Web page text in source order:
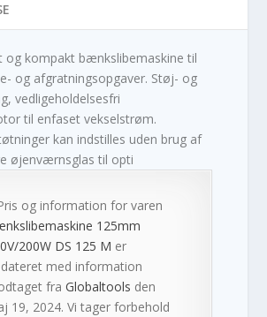
og kompakt bænkslibemaskine til
og afgratningsopgaver. Støj- og
vedligeholdelsesfri
til enfaset vekselstrøm.
kan indstilles uden brug af
øjenværnsglas til opti
og information for varen
125mm
200W DS 125 M er
med information
fraGlobaltools den
19, 2024. Vi tager forbehold